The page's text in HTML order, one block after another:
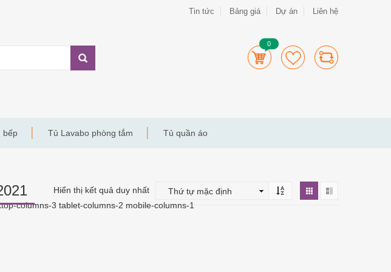
Tin tức Bảng giá Dự án Liên hệ
0
bếp Tủ Lavabo phòng tắm Tủ quần áo
Hiển thị kết quả duy nhất
columns-3 tablet-columns-2 mobile-columns-1